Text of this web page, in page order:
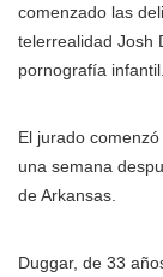
comenzado las
telerrealidad Josh
pornografía infantil.
El jurado
una semana
de Arkansas.
Duggar, de 33